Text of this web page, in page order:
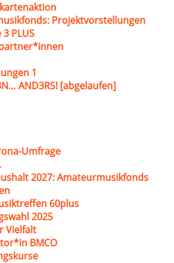
Projektvorstellungen
PLUS
1
AND3RS! [abgelaufen]
Umfrage
2027: Amateurmusikfonds
60plus
2025
Vielfalt
BMCO